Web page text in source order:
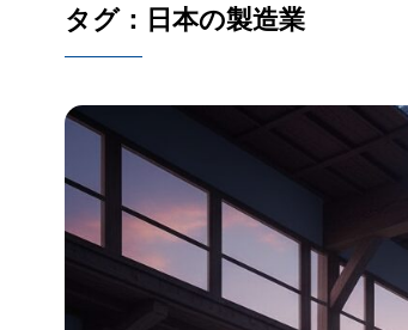
タグ：日本の製造業